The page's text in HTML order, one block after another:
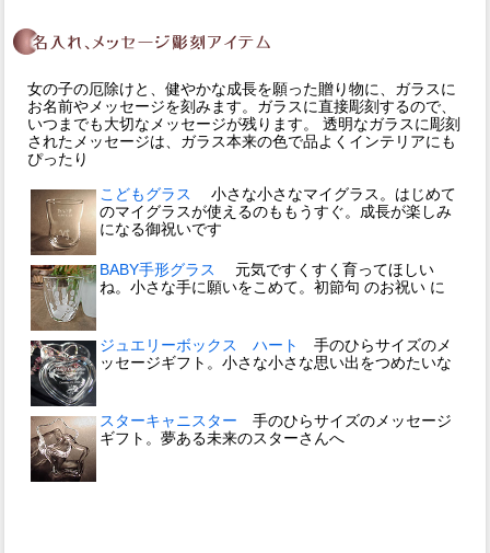
女の子の厄除けと、健やかな成長を願った贈り物に、ガラスに
お名前やメッセージを刻みます。ガラスに直接彫刻するので、
いつまでも大切なメッセージが残ります。 透明なガラスに彫刻
されたメッセージは、ガラス本来の色で品よくインテリアにも
ぴったり
こどもグラス 小さな小さなマイグラス。はじめて
のマイグラスが使えるのももうすぐ。成長が楽しみ
になる御祝いです
BABY手形グラス 元気ですくすく育ってほしい
ね。小さな手に願いをこめて。初節句 のお祝い に
ジュエリーボックス ハート
手のひらサイズのメ
ッセージギフト。小さな小さな思い出をつめたいな
スターキャニスター 手のひらサイズのメッセージ
ギフト。夢ある未来のスターさんへ